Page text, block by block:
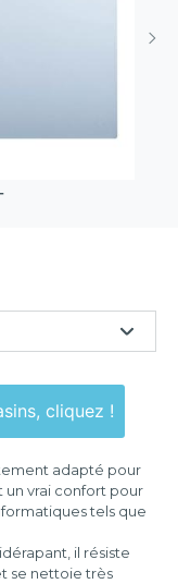
Pour vérifier le stock en magasins, cliquez !
adapté pour
vrai confort pour
tels que
il résiste
se nettoie très